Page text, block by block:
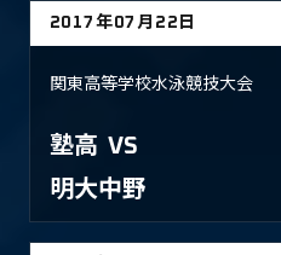
2017年07月22日
関東高等学校水泳競技大会
塾高 VS
明大中野